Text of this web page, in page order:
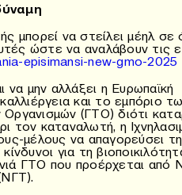
μπορεί να στείλει μέηλ σε
ώστε να αναλάβουν τις
episimansi-new-gmo-2025
να μην αλλάξει η Ευρωπαϊκή
και το εμπόριο
(ΓΤΟ) διότι
τον καταναλωτή, η
μέλους να απαγορεύσει
για τη
ΓΤΟ που προέρχεται από